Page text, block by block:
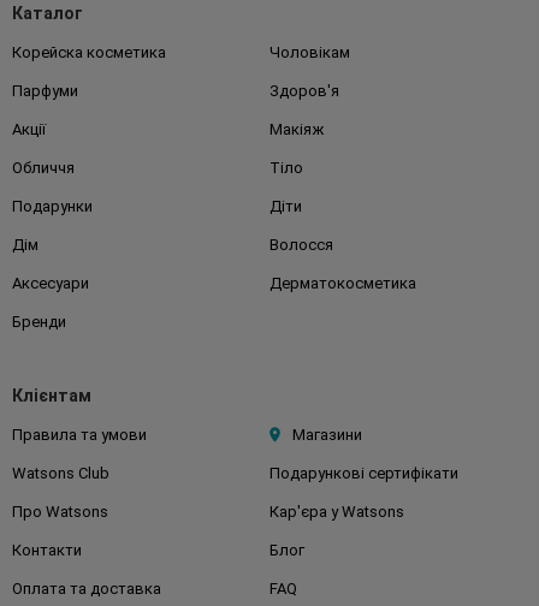
Каталог
Корейска косметика Чоловікам
Парфуми Здоров'я
Акції Макіяж
Обличчя Тіло
Подарунки Діти
Дім Волосся
Аксесуари Дерматокосметика
Бренди
Клієнтам
Правила та умови Магазини
Watsons Club Подарункові сертифікати
Про Watsons Кар'єра у Watsons
Контакти Блог
Оплата та доставка FAQ